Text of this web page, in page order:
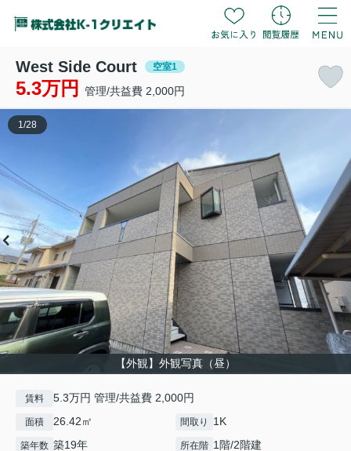
West Side Court 空室1
5.3万円 管理/共益費 2,000円
【外観】外観写真（昼）
1 /28
賃料 5.3万円 管理/共益費 2,000円
面積 26.42㎡ 間取り 1K
築年数 築19年 所在階 1階/2階建